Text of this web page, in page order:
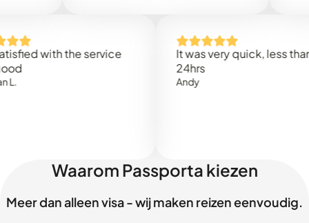
with the service
It was very quick, less than
Waarom Passporta kiezen
Meer dan alleen visa - wij maken reizen eenvoudig.